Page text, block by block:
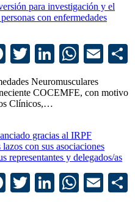
para investigación y el
con enfermedades
Facebook
TwitterLinkedIn
Neuromusculares
COCEMFE, con motivo
Clínicos,…
con sus asociaciones
representantes y delegados/as
Facebook
TwitterLinkedIn